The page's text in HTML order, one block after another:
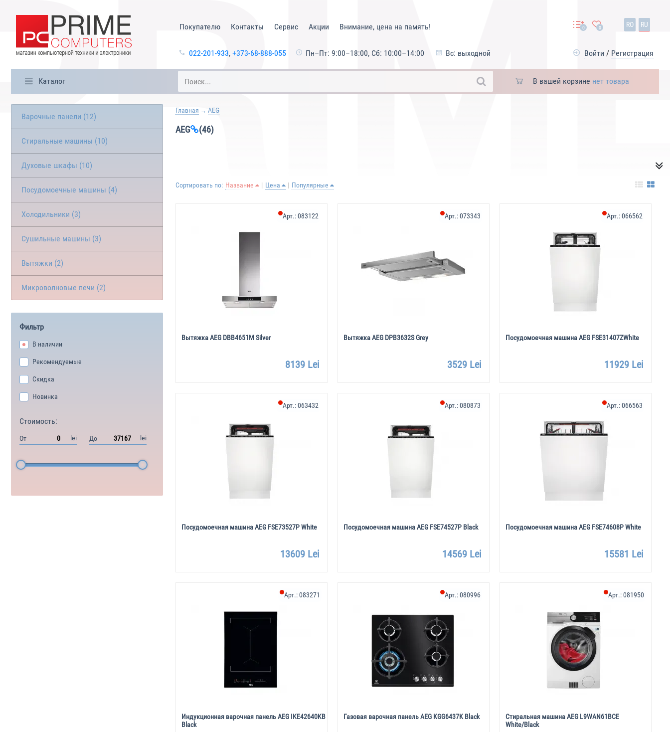
Покупателю Контакты Сервис Акции Внимание, цена на память!
022-201-933, +373-68-888-055 Пн–Пт: 9:00–18:00, Сб: 10:00–14:00 Вс: выходной
0 0 RO RU
Войти / Регистрация
Каталог В вашей корзине нет товара
Варочные панели (12)
Стиральные машины (10)
Духовые шкафы (10)
Посудомоечные машины (4)
Холодильники (3)
Сушильные машины (3)
Вытяжки (2)
Микроволновые печи (2)
Фильтр
В наличии
Рекомендуемые
Скидка
Новинка
Стоимость:
От lei До lei
Главная AEG
AEG (46)
Сортировать по: Название Цена Популярные
Вытяжка AEG DBB4651M Silver
Арт.:083122
8139 Lei
Вытяжка AEG DPB3632S Grey
Арт.:073343
3529 Lei
Посудомоечная машина AEG FSE31407ZWhite
Арт.:066562
11929 Lei
Посудомоечная машина AEG FSE73527P White
Арт.:063432
13609 Lei
Посудомоечная машина AEG FSE74527P Black
Арт.:080873
14569 Lei
Посудомоечная машина AEG FSE74608P White
Арт.:066563
15581 Lei
Индукционная варочная панель AEG IKE42640KB
Black
Арт.:083271
Газовая варочная панель AEG KGG6437K Black
Арт.:080996
Стиральная машина AEG L9WAN61BCE
White/Black
Арт.:081950